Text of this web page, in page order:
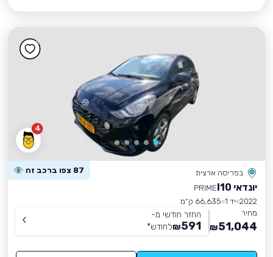
4
בפריסה ארצית 87 צפו ברכב זה
יונדאי I10
PRIME
2022 יד 1
66,635 ק״מ
מחיר
51,044
₪
החזר חודשי מ-
591
₪לחודש*